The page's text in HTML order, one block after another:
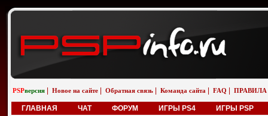
PSPверсия Новое на сайте Обратная связь Команда сайта FAQ ПРАВИЛА
ГЛАВНАЯ ЧАТ ФОРУМ ИГРЫ PS4 ИГРЫ PSP